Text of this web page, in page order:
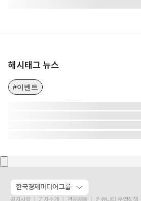
해시태그 뉴스
#이벤트
한국경제미디어그룹
공지사항 기자소개 인재채용 커뮤니티 운영정책